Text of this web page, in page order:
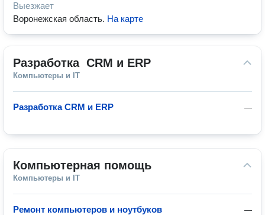
Выезжает
Воронежская область. На карте
Разработка  СRM и ERP
Компьютеры и IT
—
Разработка CRM и ERP
Компьютерная помощь
Компьютеры и IT
—
Ремонт компьютеров и ноутбуков